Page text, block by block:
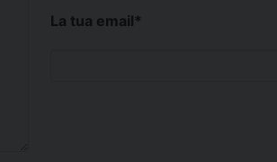
La tua email*